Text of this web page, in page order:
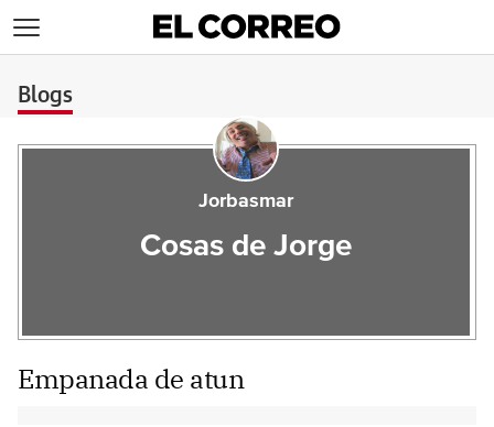
Blogs
Jorbasmar
Cosas de Jorge
Empanada de atun